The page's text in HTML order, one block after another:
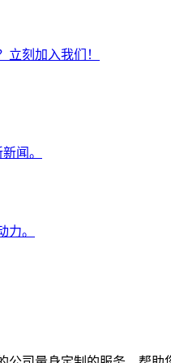
立刻加入我们！
闻。
力。